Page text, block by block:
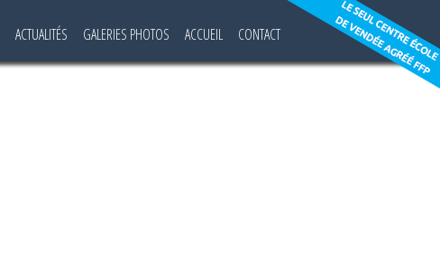
ACTUALITÉS GALERIES PHOTOS ACCUEIL CONTACT